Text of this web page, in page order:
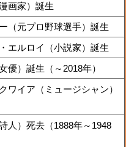
画家）誕生
（元プロ野球選手）誕生
エルロイ（小説家）誕生
優）誕生（～2018年）
ワイア（ミュージシャン）
人）死去（1888年～1948